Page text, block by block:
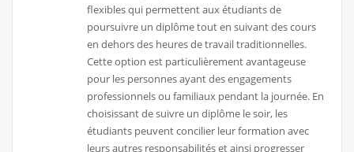
flexibles qui permettent aux étudiants de
poursuivre un diplôme tout en suivant des cours
en dehors des heures de travail traditionnelles.
Cette option est particulièrement avantageuse
pour les personnes ayant des engagements
professionnels ou familiaux pendant la journée. En
choisissant de suivre un diplôme le soir, les
étudiants peuvent concilier leur formation avec
leurs autres responsabilités et ainsi progresser